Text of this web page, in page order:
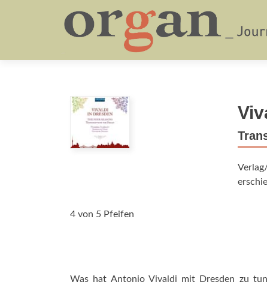
4 von 5 Pfeifen
Was hat Antonio Vivaldi mit Dresden zu